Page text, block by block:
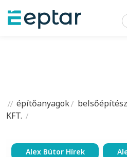
építőanyagok
KFT.
Alex Bútor Hírek